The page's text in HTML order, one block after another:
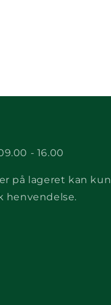
- 16.00
på lageret kan kun
henvendelse.